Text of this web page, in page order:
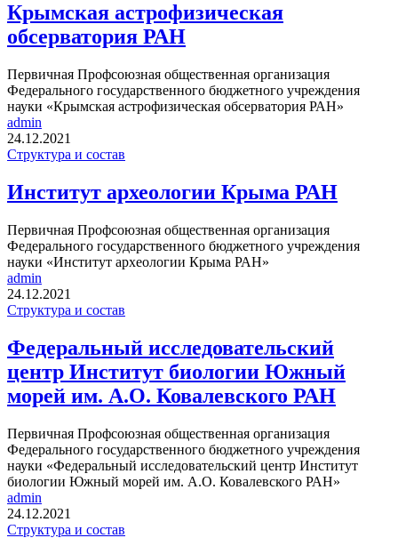
Крымская астрофизическая
обсерватория РАН
Первичная Профсоюзная общественная организация
Федерального государственного бюджетного учреждения
науки «Крымская астрофизическая обсерватория РАН»
admin
24.12.2021
Структура и состав
Институт археологии Крыма РАН
Первичная Профсоюзная общественная организация
Федерального государственного бюджетного учреждения
науки «Институт археологии Крыма РАН»
admin
24.12.2021
Структура и состав
Федеральный исследовательский
центр Институт биологии Южный
морей им. А.О. Ковалевского РАН
Первичная Профсоюзная общественная организация
Федерального государственного бюджетного учреждения
науки «Федеральный исследовательский центр Институт
биологии Южный морей им. А.О. Ковалевского РАН»
admin
24.12.2021
Структура и состав